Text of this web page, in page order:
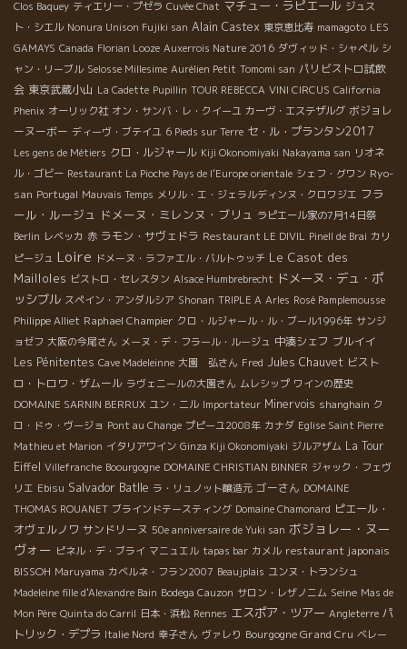
Clos Baquey ティエリー・プゼラ Cuvée Chat マチュー・ラピエール ジュス
ト・シエル Nonura Unison Fujiki san Alain Castex 東京恵比寿 mamagoto LES
GAMAYS Canada Florian Looze Auxerrois Nature 2016 ダヴィッド・シャペル シ
ャン・リーブル Selosse Millesime Aurélien Petit Tomomi san パリビストロ試飲
会 東京武蔵小山 La Cadette Pupillin TOUR REBECCA VINI CIRCUS California
Phenix オーリック社 オン・サンバ・レ・クイーユ カーヴ・エステザルグ ボジョレ
ーヌーボー ディーヴ・ブテイユ 6 Pieds sur Terre セ・ル・プランタン2017
Les gens de Métiers クロ・ルジャール Kiji Okonomiyaki Nakayama san リオネ
ル・ゴビー Restaurant La Pioche Pays de l'Europe orientale シェフ・グワン Ryo-
san Portugal Mauvais Temps メリル・エ・ジェラルディンヌ・クロワジエ フラ
ール・ルージュ ドメーヌ・ミレンヌ・ブリュ ラピエール家の7月14日祭
Berlin レベッカ 赤 ラモン・サヴェドラ Restaurant LE DIVIL Pinell de Brai カリ
ピージュ Loire ドメーヌ・ラファエル・バルトゥッチ Le Casot des
Mailloles ビストロ・セレスタン Alsace Humbrebrecht ドメーヌ・デュ・ポ
ッシブル スペイン・アンダルシア Shonan TRIPLE A Arles Rosé Pamplemousse
Philippe Alliet Raphael Champier クロ・ルジャール・ル・ブール1996年 サンジ
ョゼフ 大阪の今尾さん メーヌ・デ・フラール・ルージュ 中湊シェフ ブルイイ
Les Pénitentes Cave Madeleinne 大園 弘さん Fred Jules Chauvet ビスト
ロ・トロワ・ザムール ラヴェニールの大園さん ムレシップ ワインの歴史
DOMAINE SARNIN BERRUX ユン・ニル Importateur Minervois shanghain ク
ロ・ドゥ・ヴージョ Pont au Change プピーユ2008年 カナダ Eglise Saint Pierre
Mathieu et Marion イタリアワイン Ginza Kiji Okonomiyaki ジルアザム La Tour
Eiffel Villefranche Boourgogne DOMAINE CHRISTIAN BINNER ジャック・フェヴ
リエ Ebisu Salvador Batlle ラ・リュノット醸造元 ゴーさん DOMAINE
THOMAS ROUANET ブラインドテースティング Domaine Chamonard ピエール・
オヴェルノワ サンドリーヌ 50e anniversaire de Yuki san ボジョレー・ヌー
ヴォー ピネル・デ・ブライ マニュエル tapas bar カメル restaurant japonais
BISSOH Maruyama カベルネ・フラン2007 Beaujplais ユンヌ・トランシュ
Madeleine fille d'Alexandre Bain Bodega Cauzon サロン・レザノニム Seine Mas de
Mon Père Quinta do Carril 日本・浜松 Rennes エスポア・ツアー Angleterre パ
トリック・デプラ Italie Nord 幸子さん ヴァレり Bourgogne Grand Cru ベレー